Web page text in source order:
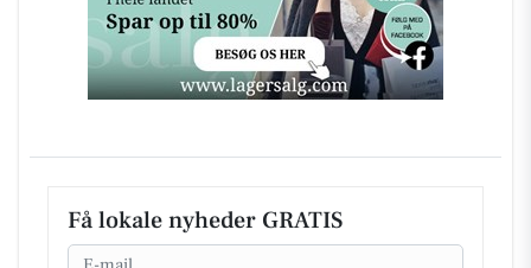
Få lokale nyheder GRATIS
Email